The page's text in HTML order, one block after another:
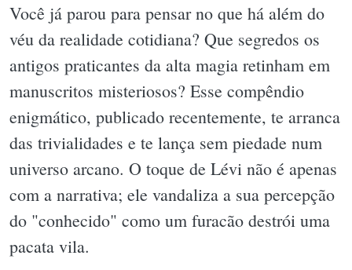
Você já parou para pensar no que há além do
véu da realidade cotidiana? Que segredos os
antigos praticantes da alta magia retinham em
manuscritos misteriosos? Esse compêndio
enigmático, publicado recentemente, te arranca
das trivialidades e te lança sem piedade num
universo arcano. O toque de Lévi não é apenas
com a narrativa; ele vandaliza a sua percepção
do "conhecido" como um furacão destrói uma
pacata vila.